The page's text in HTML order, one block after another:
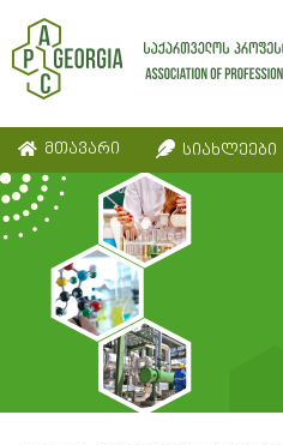
მთავარი სიახლეები